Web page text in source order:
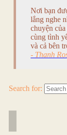
Nơi bạn
lắng nghe
chuyện
cùng tình
và cả bên
- Thanh
Search for: